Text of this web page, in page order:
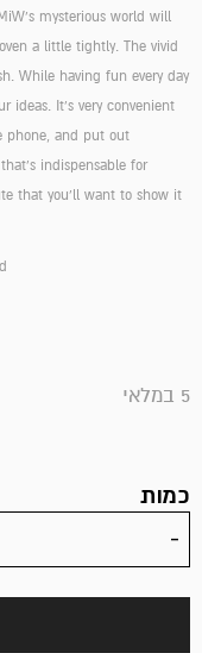
mysterious world will
a little tightly. The vivid
While having fun every day
ideas. It's very convenient
phone, and put out
indispensable for
that you'll want to show it
5 במלאי
כמות